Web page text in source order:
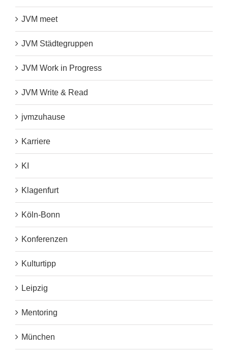
JVM meet
JVM Städtegruppen
JVM Work in Progress
JVM Write & Read
jvmzuhause
Karriere
KI
Klagenfurt
Köln-Bonn
Konferenzen
Kulturtipp
Leipzig
Mentoring
München